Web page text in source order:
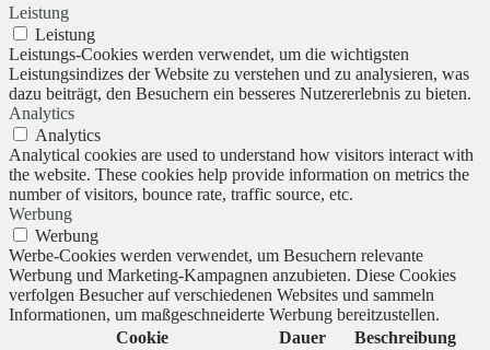
Leistung
Leistung
Leistungs-Cookies werden verwendet, um die wichtigsten
Leistungsindizes der Website zu verstehen und zu analysieren, was
dazu beiträgt, den Besuchern ein besseres Nutzererlebnis zu bieten.
Analytics
Analytics
Analytical cookies are used to understand how visitors interact with
the website. These cookies help provide information on metrics the
number of visitors, bounce rate, traffic source, etc.
Werbung
Werbung
Werbe-Cookies werden verwendet, um Besuchern relevante
Werbung und Marketing-Kampagnen anzubieten. Diese Cookies
verfolgen Besucher auf verschiedenen Websites und sammeln
Informationen, um maßgeschneiderte Werbung bereitzustellen.
Cookie
Dauer Beschreibung